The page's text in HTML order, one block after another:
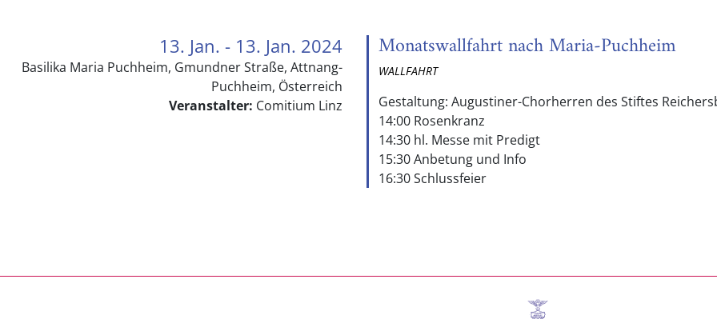
13. Jan. - 13. Jan. 2024
Basilika Maria Puchheim, Gmundner Straße, Attnang-
Puchheim, Österreich
Veranstalter: Comitium Linz
Monatswallfahrt nach Maria-Puchheim
WALLFAHRT
Gestaltung: Augustiner-Chorherren des Stiftes
14:00 Rosenkranz
14:30 hl. Messe mit Predigt
15:30 Anbetung und Info
16:30 Schlussfeier